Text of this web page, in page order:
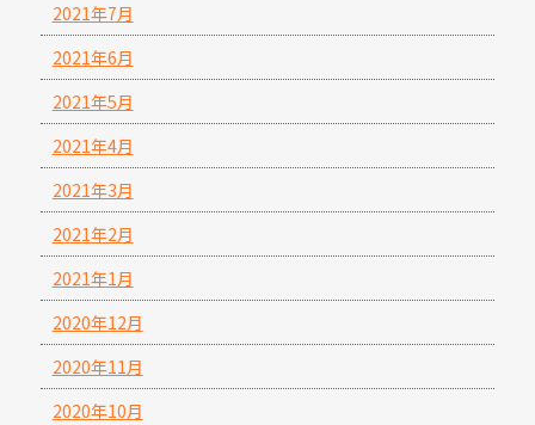
2021年7月
2021年6月
2021年5月
2021年4月
2021年3月
2021年2月
2021年1月
2020年12月
2020年11月
2020年10月